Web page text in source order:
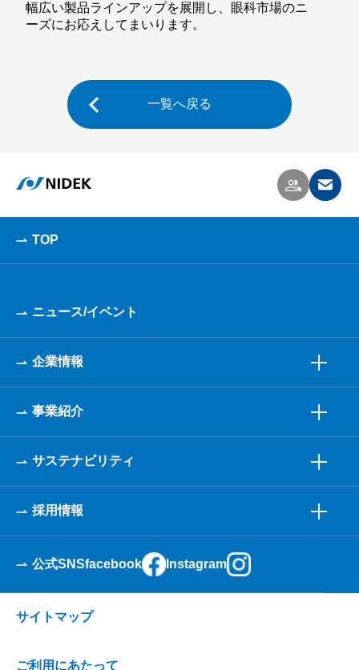
幅広い製品ラインアップを展開し、眼科市場のニ
ーズにお応えしてまいります。
一覧へ戻る
TOP
ニュース/イベント
企業情報
事業紹介
サステナビリティ
採用情報
公式SNSfacebook Instagram
サイトマップ
ご利用にあたって